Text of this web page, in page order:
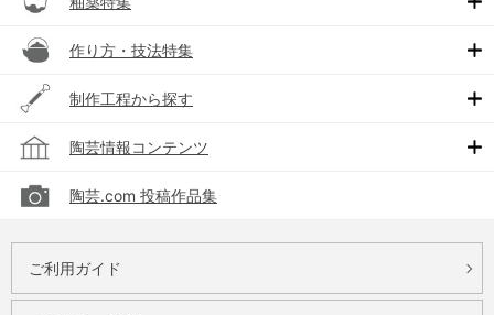
作り方・技法特集
制作工程から探す
陶芸情報コンテンツ
陶芸.com 投稿作品集
ご利用ガイド